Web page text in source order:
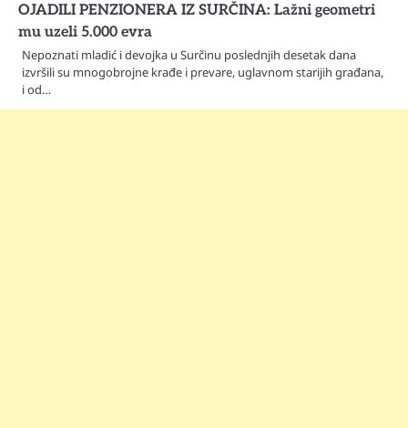
OJADILI PENZIONERA IZ SURČINA: Lažni geometri
mu uzeli 5.000 evra
Nepoznati mladić i devojka u Surčinu poslednjih desetak dana
izvršili su mnogobrojne krađe i prevare, uglavnom starijih građana,
i od…